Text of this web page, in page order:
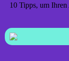
10 Tipps, um